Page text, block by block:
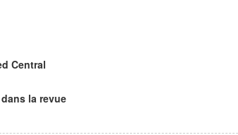
Central
la revue